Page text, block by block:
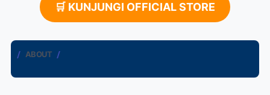
🛒 KUNJUNGI OFFICIAL STORE
ABOUT